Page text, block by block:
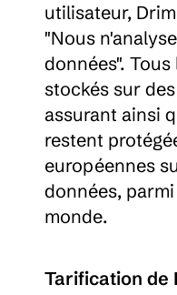
utilisateur,
"Nous
données".
stockés sur
assurant ainsi
restent
européennes
données,
monde.
Tarification de